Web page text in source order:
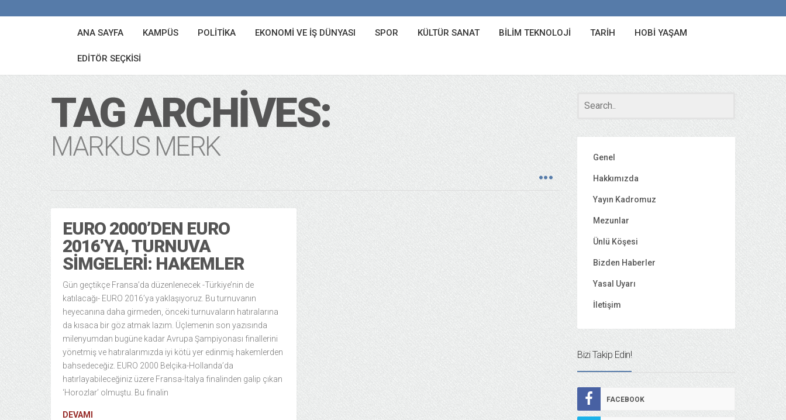
ANA SAYFA KAMPÜS POLITIKA EKONOMI VE İŞ DÜNYASI SPOR KÜLTÜR SANAT BILIM TEKNOLOJI TARIH HOBI YAŞAM
EDITÖR SEÇKISI
TAG ARCHIVES:
MARKUS MERK
EURO 2000’DEN EURO
2016’YA, TURNUVA
SIMGELERI: HAKEMLER
Gün geçtikçe Fransa’da düzenlenecek -Türkiye’nin de
katılacağı- EURO 2016’ya yaklaşıyoruz. Bu turnuvanın
heyecanına daha girmeden, önceki turnuvaların hatıralarına
da kısaca bir göz atmak lazım. Üçlemenin son yazısında
milenyumdan bugüne kadar Avrupa Şampiyonası finallerini
yönetmiş ve hatıralarımızda iyi kötü yer edinmiş hakemlerden
bahsedeceğiz. EURO 2000 Belçika-Hollanda’da
hatırlayabileceğiniz üzere Fransa-İtalya finalinden galip çıkan
‘Horozlar’ olmuştu. Bu finalin
DEVAMI
Genel
Hakkımızda
Yayın Kadromuz
Mezunlar
Ünlü Köşesi
Bizden Haberler
Yasal Uyarı
İletişim
Bizi Takip Edin!
FACEBOOK